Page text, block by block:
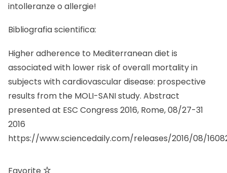
intolleranze o allergie!
Bibliografia scientifica:
Higher adherence to Mediterranean diet is
associated with lower risk of overall mortality in
subjects with cardiovascular disease: prospective
results from the MOLI-SANI study. Abstract
presented at ESC Congress 2016, Rome, 08/27-31
2016
https://www.sciencedaily.com/releases/2016/08/